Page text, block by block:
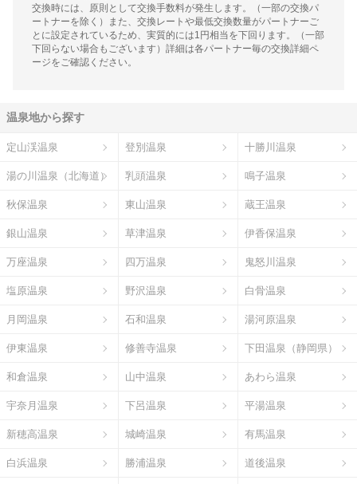
交換時には、原則として交換手数料が発生します。（一部の交換パ
ートナーを除く）また、交換レートや最低交換数量がパートナーご
とに設定されているため、実質的には1円相当を下回ります。（一部
下回らない場合もございます）詳細は各パートナー毎の交換詳細ペ
ージをご確認ください。
温泉地から探す
定山渓温泉 登別温泉 十勝川温泉
湯の川温泉（北海道） 乳頭温泉 鳴子温泉
秋保温泉 東山温泉 蔵王温泉
銀山温泉 草津温泉 伊香保温泉
万座温泉 四万温泉 鬼怒川温泉
塩原温泉 野沢温泉 白骨温泉
月岡温泉 石和温泉 湯河原温泉
伊東温泉 修善寺温泉 下田温泉（静岡県）
和倉温泉 山中温泉 あわら温泉
宇奈月温泉 下呂温泉 平湯温泉
新穂高温泉 城崎温泉 有馬温泉
白浜温泉 勝浦温泉 道後温泉